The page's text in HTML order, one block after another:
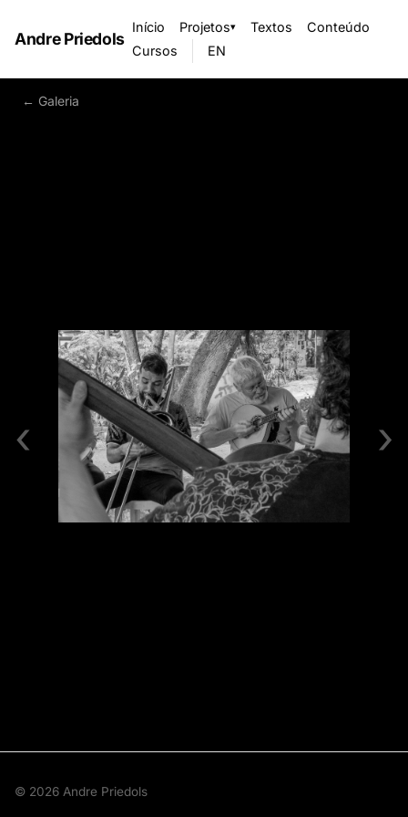
Andre Priedols
Início Projetos▾ Textos
Conteúdo
Cursos
EN
← Galeria
‹ ›
© 2026 Andre Priedols